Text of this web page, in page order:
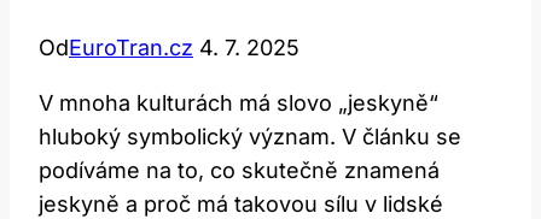
OdEuroTran.cz 4. 7. 2025
V mnoha kulturách má slovo „jeskyně“
hluboký symbolický význam. V článku se
podíváme na to, co skutečně znamená
jeskyně a proč má takovou sílu v lidské